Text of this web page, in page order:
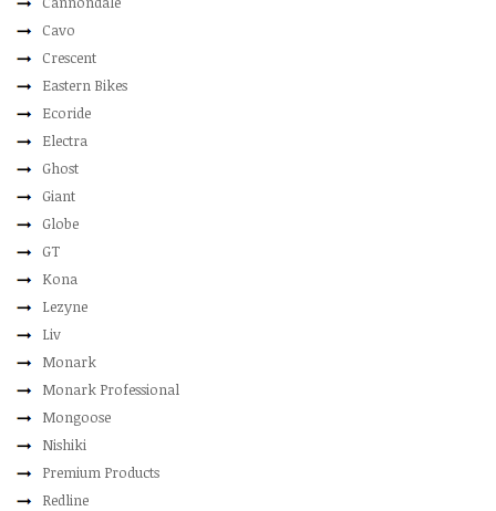
Cavo
Crescent
Eastern Bikes
Ecoride
Electra
Ghost
Giant
Globe
GT
Kona
Lezyne
Liv
Monark
Monark Professional
Mongoose
Nishiki
Premium Products
Redline